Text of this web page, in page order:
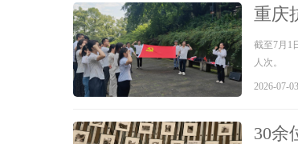
重庆
截至7月1
人次。
2026-07-03
30余